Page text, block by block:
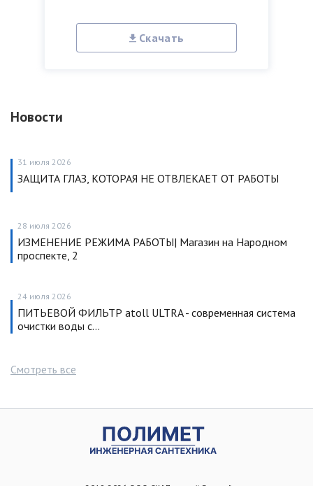
Скачать
Новости
31 июля 2026
ЗАЩИТА ГЛАЗ, КОТОРАЯ НЕ ОТВЛЕКАЕТ ОТ РАБОТЫ
28 июля 2026
ИЗМЕНЕНИЕ РЕЖИМА РАБОТЫ| Магазин на Народном
проспекте, 2
24 июля 2026
ПИТЬЕВОЙ ФИЛЬТР atoll ULTRA - современная система
очистки воды с…
Смотреть все